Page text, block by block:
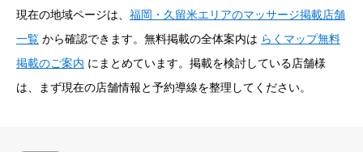
現在の地域ページは、 福岡・久留米エリアのマッサージ掲載店舗
一覧 から確認できます。無料掲載の全体案内は らくマップ無料
掲載のご案内 にまとめています。掲載を検討している店舗様
は、まず現在の店舗情報と予約導線を整理してください。